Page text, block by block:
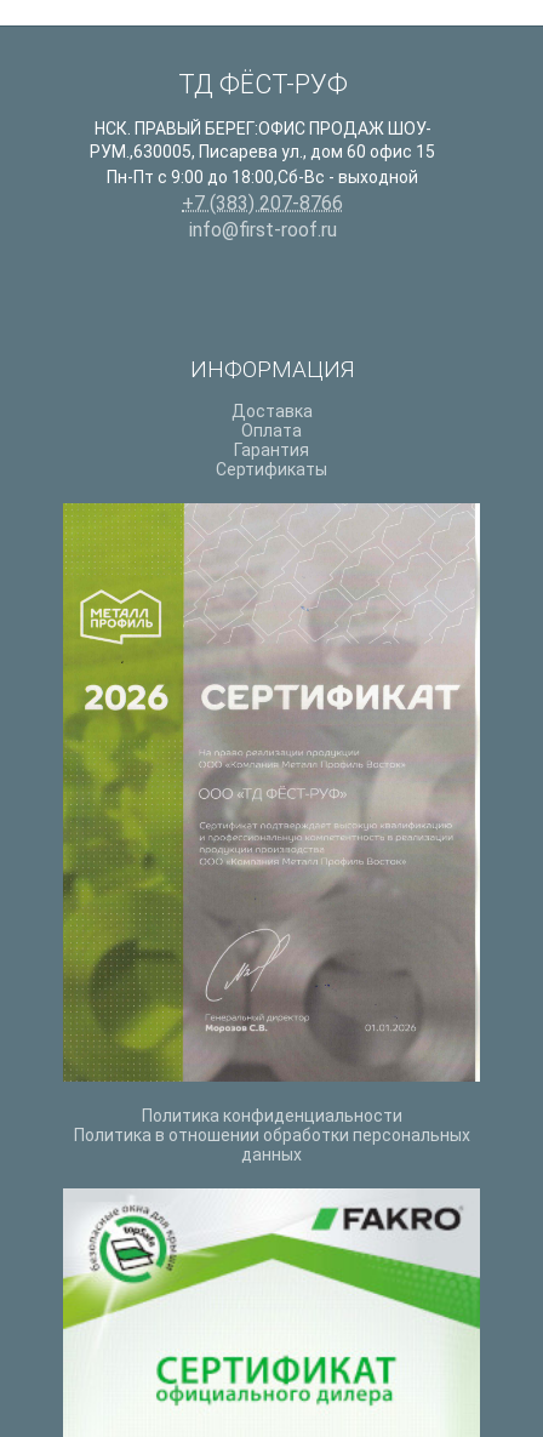
ТД ФЁСТ-РУФ
НСК. ПРАВЫЙ БЕРЕГ:ОФИС ПРОДАЖ ШОУ-
РУМ.,630005, Писарева ул., дом 60 офис 15
Пн-Пт с 9:00 до 18:00,Сб-Вс - выходной
+7 (383) 207-8766
info@first-roof.ru
ИНФОРМАЦИЯ
Доставка
Оплата
Гарантия
Сертификаты
Политика конфиденциальности
Политика в отношении обработки персональных
данных